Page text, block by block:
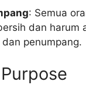
: Semua
dan harum
penumpang.